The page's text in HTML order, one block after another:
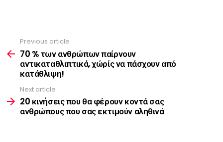
more
Previous article
70 % των ανθρώπων παίρνουν
αντικαταθλιπτικά, χώρίς να πάσχουν από
κατάθλιψη!
Next article
20 κινήσεις που θα φέρουν κοντά σας
ανθρώπους που σας εκτιμούν αληθινά